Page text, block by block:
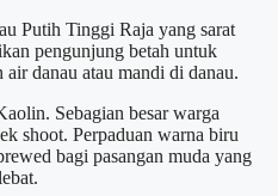
Putih Tinggi Raja yang sarat
pengunjung betah untuk
danau atau mandi di danau.
Sebagian besar warga
shoot. Perpaduan warna biru
bagi pasangan muda yang